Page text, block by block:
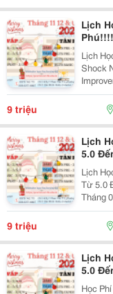
Lịch
Lịch Học
Shock Nhất
Improver Tối 2 4 6
18:00 Đến 21:00 Học Phí
9 triệu
Lịch
5.0
Lịch
Từ 5.0 Đến 7.0+ Học Phí
Tháng 07 1/ Ielts Improver Tối 2 4 6
13/07/2026 Khung Giờ: 18:00 Đến
9 triệu
Lịch
5.0
Học Phí